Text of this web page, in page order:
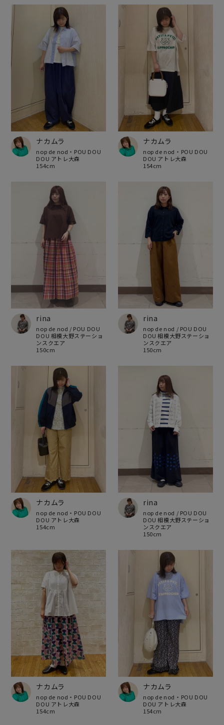
ナカムラ
nop de nod・POU DOU
DOU アトレ大森
154cm
ナカムラ
nop de nod・POU DOU
DOU アトレ大森
154cm
rina
nop de nod / POU DOU
DOU 相模大野ステーショ
ンスクエア
150cm
rina
nop de nod / POU DOU
DOU 相模大野ステーショ
ンスクエア
150cm
ナカムラ
nop de nod・POU DOU
DOU アトレ大森
154cm
rina
nop de nod / POU DOU
DOU 相模大野ステーショ
ンスクエア
150cm
ナカムラ
nop de nod・POU DOU
DOU アトレ大森
154cm
ナカムラ
nop de nod・POU DOU
DOU アトレ大森
154cm